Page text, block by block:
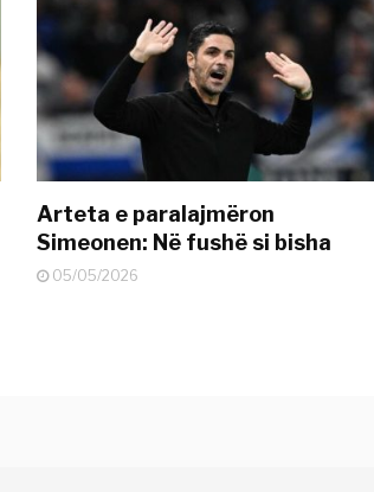
Arteta e paralajmëron
Simeonen: Në fushë si bisha
05/05/2026